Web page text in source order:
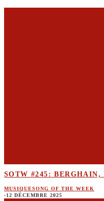
SOTW #245: BERGHAIN,
MUSIQUESONG OF THE WEEK
·12 DÉCEMBRE 2025